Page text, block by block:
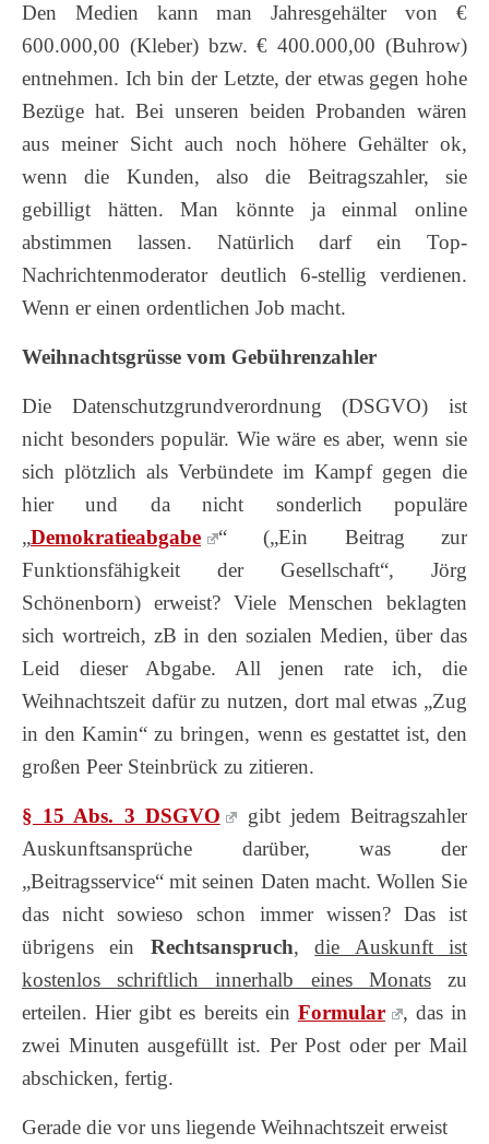
Den Medien kann man Jahresgehälter von €
600.000,00 (Kleber) bzw. € 400.000,00 (Buhrow)
entnehmen. Ich bin der Letzte, der etwas gegen hohe
Bezüge hat. Bei unseren beiden Probanden wären
aus meiner Sicht auch noch höhere Gehälter ok,
wenn die Kunden, also die Beitragszahler, sie
gebilligt hätten. Man könnte ja einmal online
abstimmen lassen. Natürlich darf ein Top-
Nachrichtenmoderator deutlich 6-stellig verdienen.
Wenn er einen ordentlichen Job macht.
Weihnachtsgrüsse vom Gebührenzahler
Die Datenschutzgrundverordnung (DSGVO) ist
nicht besonders populär. Wie wäre es aber, wenn sie
sich plötzlich als Verbündete im Kampf gegen die
hier und da nicht sonderlich populäre
„Demokratieabgabe
“ („Ein Beitrag zur
Funktionsfähigkeit der Gesellschaft“, Jörg
Schönenborn) erweist? Viele Menschen beklagten
sich wortreich, zB in den sozialen Medien, über das
Leid dieser Abgabe. All jenen rate ich, die
Weihnachtszeit dafür zu nutzen, dort mal etwas „Zug
in den Kamin“ zu bringen, wenn es gestattet ist, den
großen Peer Steinbrück zu zitieren.
§ 15 Abs. 3 DSGVO
gibt jedem Beitragszahler
Auskunftsansprüche darüber, was der
„Beitragsservice“ mit seinen Daten macht. Wollen Sie
das nicht sowieso schon immer wissen? Das ist
übrigens ein Rechtsanspruch,die Auskunft ist
kostenlos schriftlich innerhalb eines Monatszu
erteilen. Hier gibt es bereits ein Formular
, das in
zwei Minuten ausgefüllt ist. Per Post oder per Mail
abschicken, fertig.
Gerade die vor uns liegende Weihnachtszeit erweist